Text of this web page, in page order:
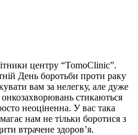
центру “TomoClinic”.
День боротьби проти раку
вам за нелегку, але дуже
стикаються
неоціненна. У вас така
нам не тільки боротися з
втрачене здоров’я.